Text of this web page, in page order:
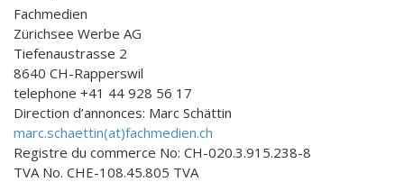
Fachmedien
Zürichsee Werbe AG
Tiefenaustrasse 2
8640 CH-Rapperswil
telephone +41 44 928 56 17
Direction d’annonces: Marc Schättin
marc.schaettin(at)fachmedien.ch
Registre du commerce No: CH-020.3.915.238-8
TVA No. CHE-108.45.805 TVA